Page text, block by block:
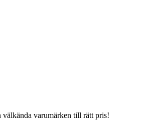
välkända varumärken till rätt pris!